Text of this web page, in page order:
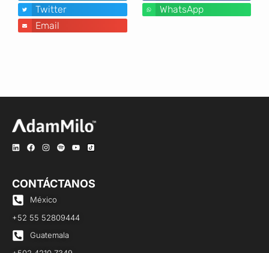
Twitter
WhatsApp
Email
CONTÁCTANOS
México
+52 55 52809444
Guatemala